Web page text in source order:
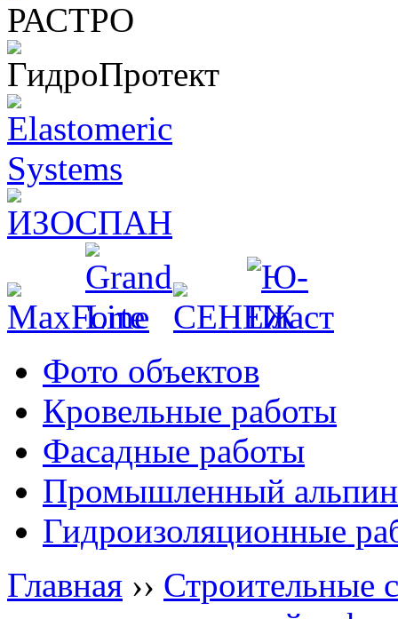
Фото объектов
Кровельные работы
Фасадные работы
Промышленный
Гидроизоляционные
Главная ›› Строительные